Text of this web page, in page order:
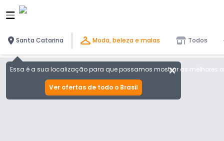
Santa Catarina
Essa é a sua localização para que possamos mostrar as melhores
Ver ofertas de todo o Brasil
Moda, beleza e malas Todos